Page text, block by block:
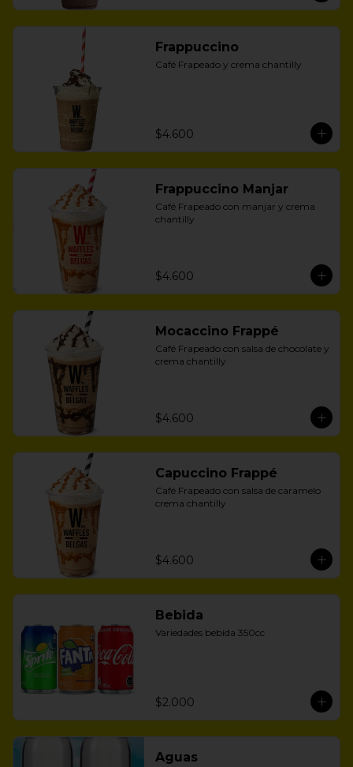
Frappuccino
Café Frapeado y crema chantilly
$4.600
Frappuccino Manjar
Café Frapeado con manjar y crema
chantilly
$4.600
Mocaccino Frappé
Café Frapeado con salsa de chocolate y
crema chantilly
$4.600
Capuccino Frappé
Café Frapeado con salsa de caramelo
crema chantilly
$4.600
Bebida
Variedades bebida 350cc
$2.000
Aguas